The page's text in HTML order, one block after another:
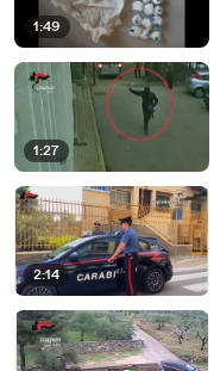
1:49
1:27
2:14